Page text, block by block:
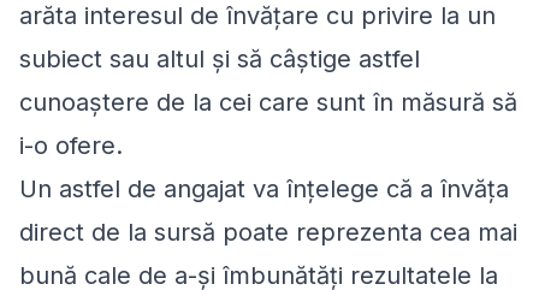
arăta interesul de învățare cu privire la un
subiect sau altul și să câștige astfel
cunoaștere de la cei care sunt în măsură să
i-o ofere.
Un astfel de angajat va înțelege că a învăța
direct de la sursă poate reprezenta cea mai
bună cale de a-și îmbunătăți rezultatele la